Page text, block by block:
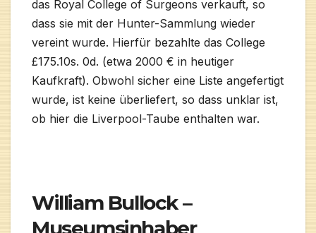
das Royal College of Surgeons verkauft, so
dass sie mit der Hunter-Sammlung wieder
vereint wurde. Hierfür bezahlte das College
£175.10s. 0d. (etwa 2000 € in heutiger
Kaufkraft). Obwohl sicher eine Liste angefertigt
wurde, ist keine überliefert, so dass unklar ist,
ob hier die Liverpool-Taube enthalten war.
William Bullock –
Museumsinhaber